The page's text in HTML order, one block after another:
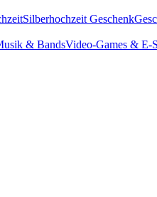
Silberhochzeit Geschenk
& BandsVideo-Games & E-